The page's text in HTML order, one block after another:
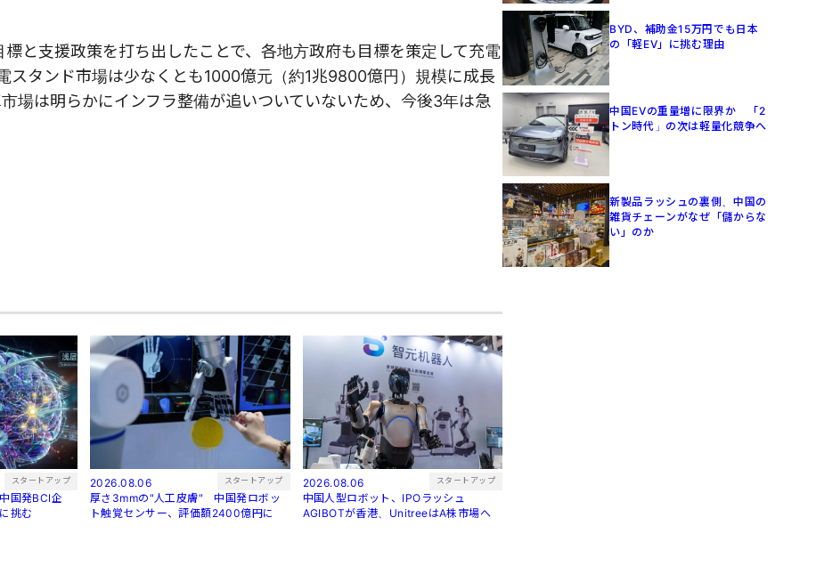
と支援政策を打ち出したことで、各地方政府も目標を策定して充電
スタンド市場は少なくとも1000億元（約1兆9800億円）規模に成長
場は明らかにインフラ整備が追いついていないため、今後3年は急
スタートアップ
国発BCI企
挑む
2026.08.06 スタートアップ
厚さ3mmの"人工皮膚" 中国発ロボッ
ト触覚センサー、評価額2400億円に
2026.08.06 スタートアップ
中国人型ロボット、IPOラッシュ
AGIBOTが香港、UnitreeはA株市場へ
BYD、補助金15万円でも日本
の「軽EV」に挑む理由
中国EVの重量増に限界か 「2
トン時代」の次は軽量化競争へ
新製品ラッシュの裏側、中国の
雑貨チェーンがなぜ「儲からな
い」のか